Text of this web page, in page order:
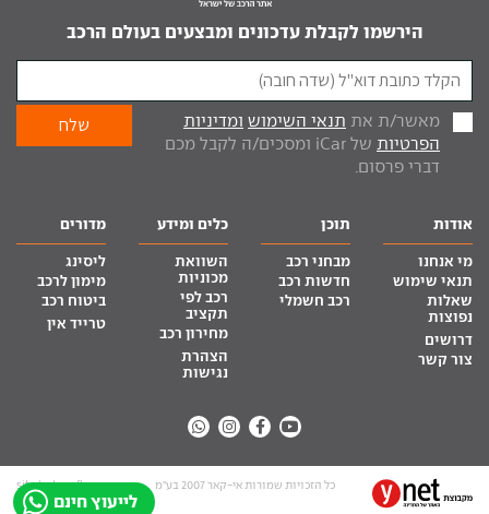
לייעוץ חינם
הירשמו לקבלת עדכונים ומבצעים בעולם הרכב
מאשר/ת את תנאי השימוש ומדיניות
הפרטיות
של iCar ומסכים/ה לקבל מכם
דברי פרסום.
אודות
מי אנחנו
תנאי שימוש
שאלות
נפוצות
דרושים
צור קשר
תוכן
מבחני רכב
חדשות רכב
רכב חשמלי
כלים ומידע
השוואת
מכוניות
רכב לפי
תקציב
מחירון רכב
הצהרת
נגישות
מדורים
ליסינג
מימון לרכב
ביטוח רכב
טרייד אין
כל הזכויות שמורות אי-קאר 2007 בע”מ site by tq.soft